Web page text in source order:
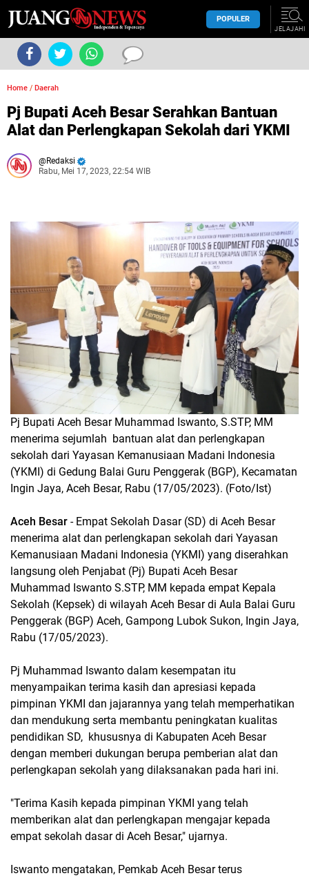
POPULER
JELAJAHI
Home / Daerah
Pj Bupati Aceh Besar Serahkan Bantuan
Alat dan Perlengkapan Sekolah dari YKMI
Redaksi
Rabu, Mei 17, 2023, 22:54 WIB
Pj Bupati Aceh Besar Muhammad Iswanto, S.STP, MM
menerima sejumlah bantuan alat dan perlengkapan
sekolah dari Yayasan Kemanusiaan Madani Indonesia
(YKMI) di Gedung Balai Guru Penggerak (BGP), Kecamatan
Ingin Jaya, Aceh Besar, Rabu (17/05/2023). (Foto/Ist)
Aceh Besar - Empat Sekolah Dasar (SD) di Aceh Besar
menerima alat dan perlengkapan sekolah dari Yayasan
Kemanusiaan Madani Indonesia (YKMI) yang diserahkan
langsung oleh Penjabat (Pj) Bupati Aceh Besar
Muhammad Iswanto S.STP, MM kepada empat Kepala
Sekolah (Kepsek) di wilayah Aceh Besar di Aula Balai Guru
Penggerak (BGP) Aceh, Gampong Lubok Sukon, Ingin Jaya,
Rabu (17/05/2023).
Pj Muhammad Iswanto dalam kesempatan itu
menyampaikan terima kasih dan apresiasi kepada
pimpinan YKMI dan jajarannya yang telah memperhatikan
dan mendukung serta membantu peningkatan kualitas
pendidikan SD, khususnya di Kabupaten Aceh Besar
dengan memberi dukungan berupa pemberian alat dan
perlengkapan sekolah yang dilaksanakan pada hari ini.
"Terima Kasih kepada pimpinan YKMI yang telah
memberikan alat dan perlengkapan mengajar kepada
empat sekolah dasar di Aceh Besar," ujarnya.
Iswanto mengatakan, Pemkab Aceh Besar terus